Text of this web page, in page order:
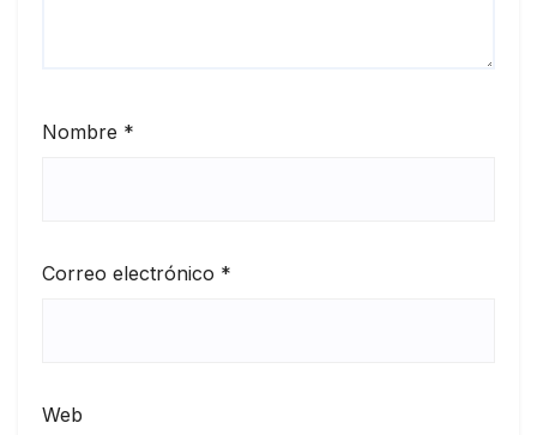
Nombre *
Correo electrónico *
Web